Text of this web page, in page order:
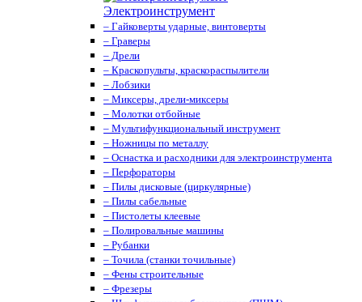
Электроинструмент
– Гайковерты ударные, винтоверты
– Граверы
– Дрели
– Краскопульты, краскораспылители
– Лобзики
– Миксеры, дрели-миксеры
– Молотки отбойные
– Мультифункциональный инструмент
– Ножницы по металлу
– Оснастка и расходники для электроинструмента
– Перфораторы
– Пилы дисковые (циркулярные)
– Пилы сабельные
– Пистолеты клеевые
– Полировальные машины
– Рубанки
– Точила (станки точильные)
– Фены строительные
– Фрезеры